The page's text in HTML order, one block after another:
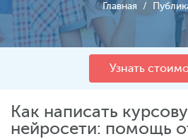
Главная /
Узнать
Как написать
нейросети: помощь